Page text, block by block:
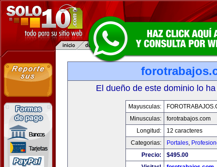
El dueño de este dominio lo
Mayusculas:
Minusculas:
forotrabajos.com
Longitud:
12 caracteres
Categorias:
Portales,
Precio:
$495.00